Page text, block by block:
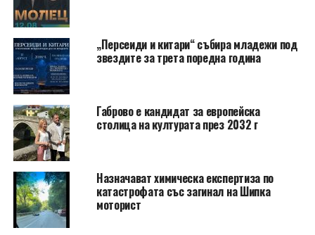
„Персеиди и китари“ събира младежи под
звездите за трета поредна година
Габрово е кандидат за европейска
столица на културата през 2032 г
Назначават химическа експертиза по
катастрофата със загинал на Шипка
моторист